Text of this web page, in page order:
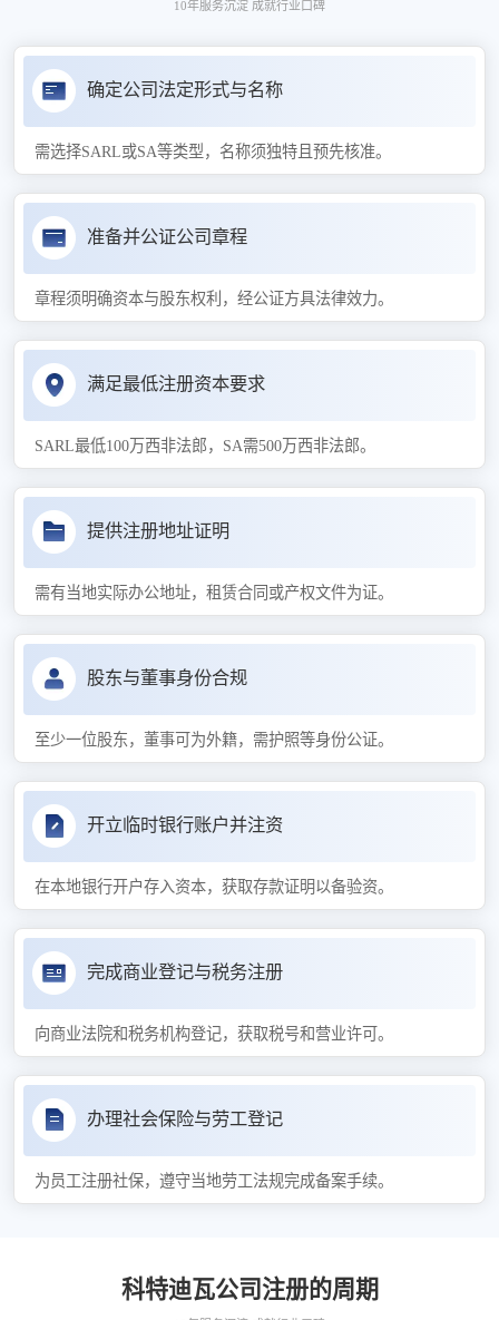
10年服务沉淀 成就行业口碑
确定公司法定形式与名称
需选择SARL或SA等类型，名称须独特且预先核准。
准备并公证公司章程
章程须明确资本与股东权利，经公证方具法律效力。
满足最低注册资本要求
SARL最低100万西非法郎，SA需500万西非法郎。
提供注册地址证明
需有当地实际办公地址，租赁合同或产权文件为证。
股东与董事身份合规
至少一位股东，董事可为外籍，需护照等身份公证。
开立临时银行账户并注资
在本地银行开户存入资本，获取存款证明以备验资。
完成商业登记与税务注册
向商业法院和税务机构登记，获取税号和营业许可。
办理社会保险与劳工登记
为员工注册社保，遵守当地劳工法规完成备案手续。
科特迪瓦公司注册的周期